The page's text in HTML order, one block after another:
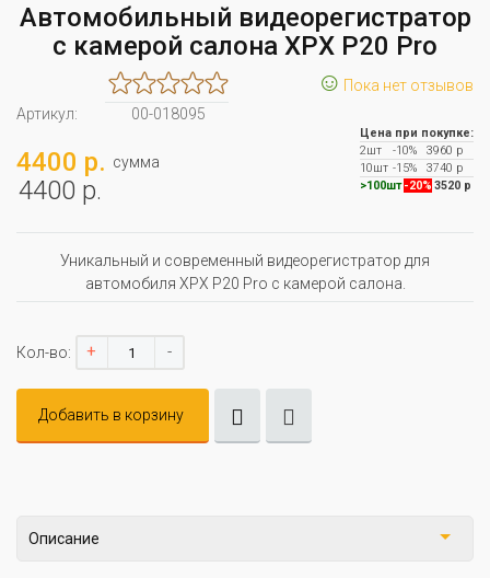
Автомобильный видеорегистратор
с камерой салона XPX P20 Pro
☺ Пока нет отзывов
Артикул:
00-018095
4400 р. сумма
4400 р.
Цена при покупке:
2шт
-10%
3960 р
10шт -15%
3740 р
>100шт -20% 3520 р
Уникальный и современный видеорегистратор для
автомобиля XPX P20 Pro с камерой салона.
Кол-во: + -
Добавить в корзину
Описание